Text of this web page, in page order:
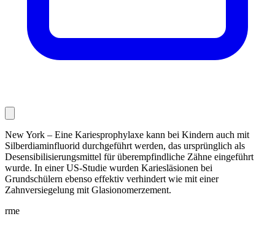
New York – Eine Kariesprophylaxe kann bei Kindern auch mit
Silber­diaminfluorid durchgeführt werden, das ursprünglich als
Desensibilisierungsmittel für überempfindliche Zähne eingeführt
wurde. In einer US-Studie wurden Kariesläsionen bei
Grundschülern ebenso effektiv verhindert wie mit einer
Zahnversiegelung mit Glasionomer­zement.
rme